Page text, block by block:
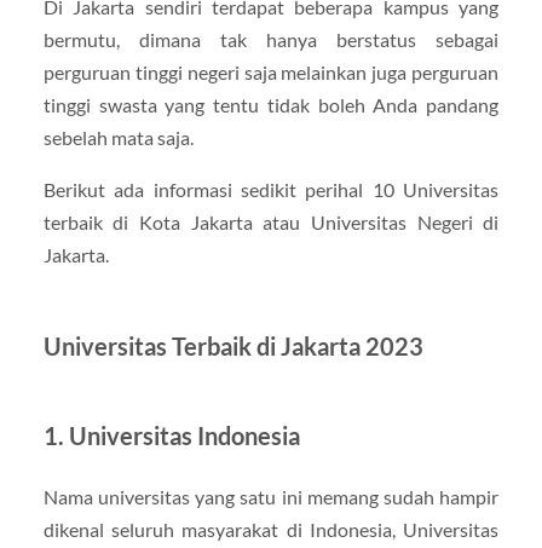
Di Jakarta sendiri terdapat beberapa kampus yang
bermutu, dimana tak hanya berstatus sebagai
perguruan tinggi negeri saja melainkan juga perguruan
tinggi swasta yang tentu tidak boleh Anda pandang
sebelah mata saja.
Berikut ada informasi sedikit perihal 10 Universitas
terbaik di Kota Jakarta atau Universitas Negeri di
Jakarta.
Universitas Terbaik di Jakarta 2023
1. Universitas Indonesia
Nama universitas yang satu ini memang sudah hampir
dikenal seluruh masyarakat di Indonesia, Universitas